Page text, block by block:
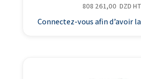
808 261,00 DZD HT
Connectez-vous afin d’avoir